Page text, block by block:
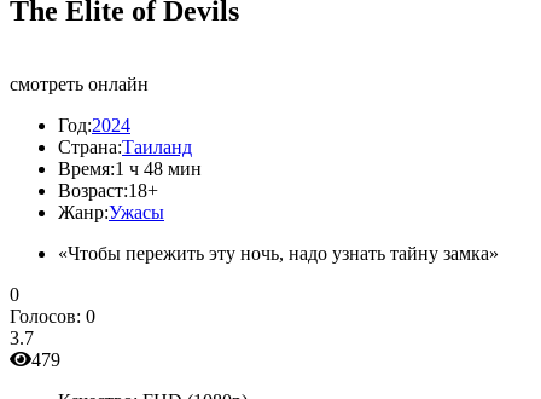
The Elite of Devils
смотреть онлайн
Год:2024
Страна:Таиланд
Время:1 ч 48 мин
Возраст:18+
Жанр:Ужасы
«Чтобы пережить эту ночь, надо узнать тайну замка»
0
Голосов: 0
3.7
479